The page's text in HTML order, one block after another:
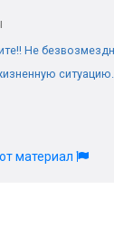
Не
материал